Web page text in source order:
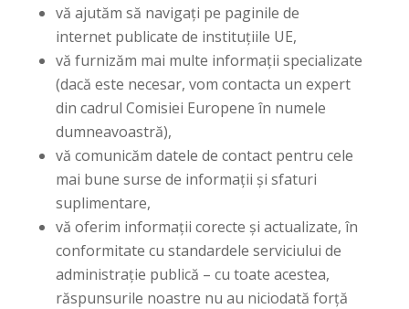
vă ajutăm să navigați pe paginile de
internet publicate de instituțiile UE,
vă furnizăm mai multe informații specializate
(dacă este necesar, vom contacta un expert
din cadrul Comisiei Europene în numele
dumneavoastră),
vă comunicăm datele de contact pentru cele
mai bune surse de informații și sfaturi
suplimentare,
vă oferim informații corecte și actualizate, în
conformitate cu standardele serviciului de
administrație publică – cu toate acestea,
răspunsurile noastre nu au niciodată forță